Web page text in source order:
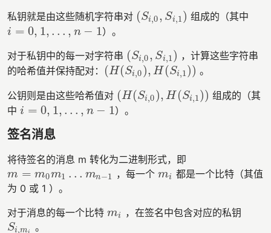
私钥就是由这些随机字符串对 (Si,0, Si,1)
( Si, 0,S i,1) 组成的（其中
i = 0, 1, … , n − 1
i=0, ,… n−1
）。
对于私钥中的每一对字符串 (Si,0, Si,1)
( Si, 0,S i,1)
，计算这些字符串
的哈希值并保持配对： (H (Si,0), H (Si,1))
(H( S i,0 ), H( Si, 1)) 。
公钥则是由这些哈希值对 (H (Si,0), H (Si,1))
(H( S i,0 ), H( Si, 1))
组成的（其
中 i = 0, 1, … , n − 1
i=0, ,… n−1 ）。
签名消息
将待签名的消息 m 转化为二进制形式，即
m = m0m1 … mn−1
m= m 0m1…m n− 1 ，每一个mi
mi 都是一个比特（其值
为 0 或 1 ）。
对于消息的每一个比特 mi
mi ，在签名中包含对应的私钥
Si,mi
Si, m 。